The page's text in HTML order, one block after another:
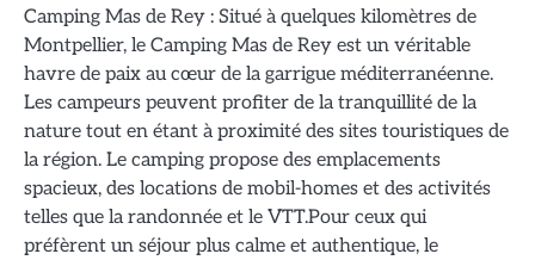
Camping Mas de Rey : Situé à quelques kilomètres de
Montpellier, le Camping Mas de Rey est un véritable
havre de paix au cœur de la garrigue méditerranéenne.
Les campeurs peuvent profiter de la tranquillité de la
nature tout en étant à proximité des sites touristiques de
la région. Le camping propose des emplacements
spacieux, des locations de mobil-homes et des activités
telles que la randonnée et le VTT.Pour ceux qui
préfèrent un séjour plus calme et authentique, le